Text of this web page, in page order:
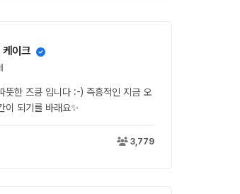
케이크
뜻한 즈킁 입니다 :-) 즉흥적인 지금 오
이 되기를 바래요✨
3,779